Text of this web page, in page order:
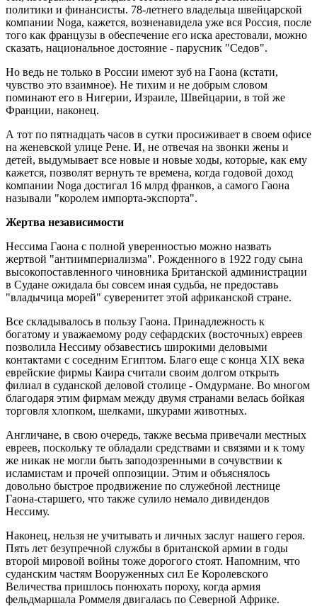
политики и финансисты. 78-летнего владельца швейцарской
компании Noga, кажется, возненавидела уже вся Россия, после
того как французы в обеспечение его иска арестовали, можно
сказать, национальное достояние - парусник "Седов".
Но ведь не только в России имеют зуб на Гаона (кстати,
чувство это взаимное). Не тихим и не добрым словом
поминают его в Нигерии, Израиле, Швейцарии, в той же
Франции, наконец.
А тот по пятнадцать часов в сутки просиживает в своем офисе
на женевской улице Рене. И, не отвечая на звонки жены и
детей, выдумывает все новые и новые ходы, которые, как ему
кажется, позволят вернуть те времена, когда годовой доход
компании Noga достигал 16 млрд франков, а самого Гаона
называли "королем импорта-экспорта".
Жертва независимости
Нессима Гаона с полной уверенностью можно назвать
жертвой "антиимпериализма". Рожденного в 1922 году сына
высокопоставленного чиновника Британской администрации
в Судане ожидала бы совсем иная судьба, не предоставь
"владычица морей" суверенитет этой африканской стране.
Все складывалось в пользу Гаона. Принадлежность к
богатому и уважаемому роду сефардских (восточных) евреев
позволила Нессиму обзавестись широкими деловыми
контактами с соседним Египтом. Благо еще с конца XIX века
еврейские фирмы Каира считали своим долгом открыть
филиал в суданской деловой столице - Омдурмане. Во многом
благодаря этим фирмам между двумя странами велась бойкая
торговля хлопком, шелками, шкурами животных.
Англичане, в свою очередь, также весьма привечали местных
евреев, поскольку те обладали средствами и связями и к тому
же никак не могли быть заподозренными в сочувствии к
исламистам и прочей оппозиции. Этим и объяснялось
довольно быстрое продвижение по служебной лестнице
Гаона-старшего, что также сулило немало дивидендов
Нессиму.
Наконец, нельзя не учитывать и личных заслуг нашего героя.
Пять лет безупречной службы в британской армии в годы
второй мировой войны тоже дорогого стоят. Напомним, что
суданским частям Вооруженных сил Ее Королевского
Величества пришлось понюхать пороху, когда армия
фельдмаршала Роммеля двигалась по Северной Африке.